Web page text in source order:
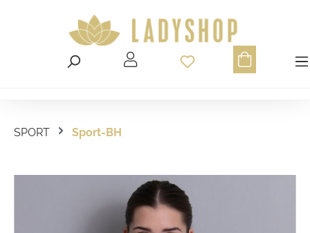
Du hast 0
SPORT Sport-BH
Bildergalerie überspringen